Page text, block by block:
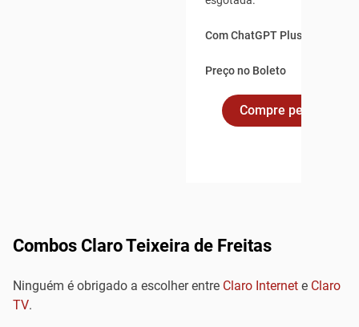
Com ChatGPT Plus incluso
Preço no Boleto
Compre pelo
Combos Claro Teixeira de Freitas
Ninguém é obrigado a escolher entre Claro Internet e Claro
TV.